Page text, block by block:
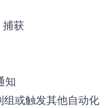
捕获
知
或触发其他自动化